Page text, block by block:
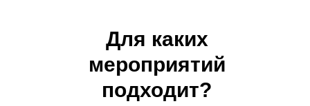
Для каких
мероприятий
подходит?